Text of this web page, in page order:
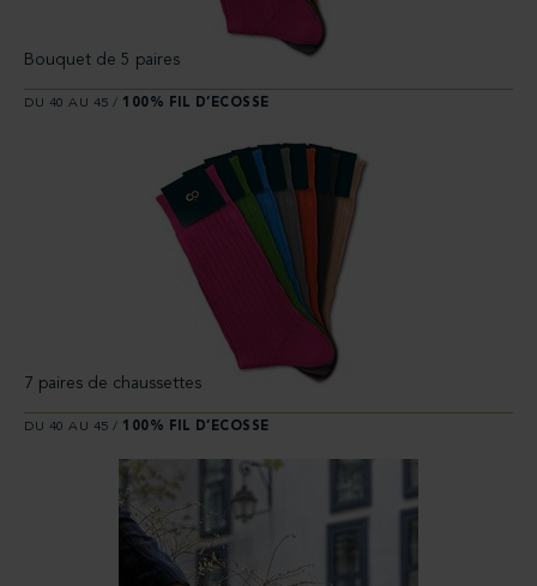
Bouquet de 5 paires
DU 40 AU 45 / 100% FIL D’ECOSSE
7 paires de chaussettes
DU 40 AU 45 / 100% FIL D’ECOSSE